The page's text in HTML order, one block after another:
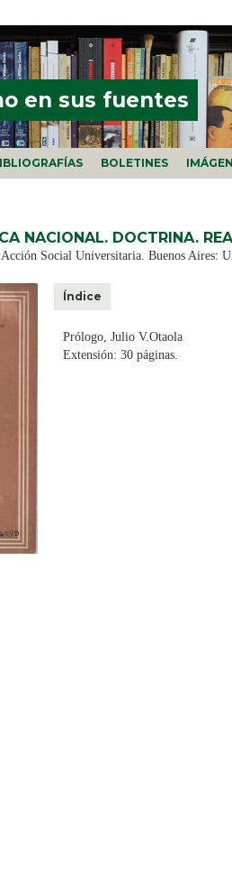
en sus fuentes
BOLETINES
NACIONAL. DOCTRINA.
Social Universitaria. Buenos Aires:
Índice
Prólogo, Julio V.Otaola
Extensión: 30 páginas.